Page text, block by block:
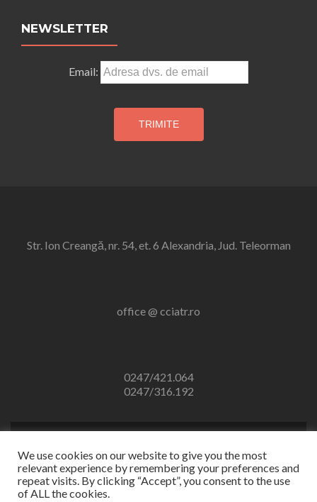
NEWSLETTER
Email:
Str. Ion Creangă, nr. 54, et. 6 Alexandria, Jud. Teleorman
office @ cciatr.ro
0247/421.064
0247/316.192
CCIA TELEORMAN 2024
We use cookies on our website to give you the most
relevant experience by remembering your preferences and
repeat visits. By clicking “Accept”, you consent to the use
of ALL the cookies.